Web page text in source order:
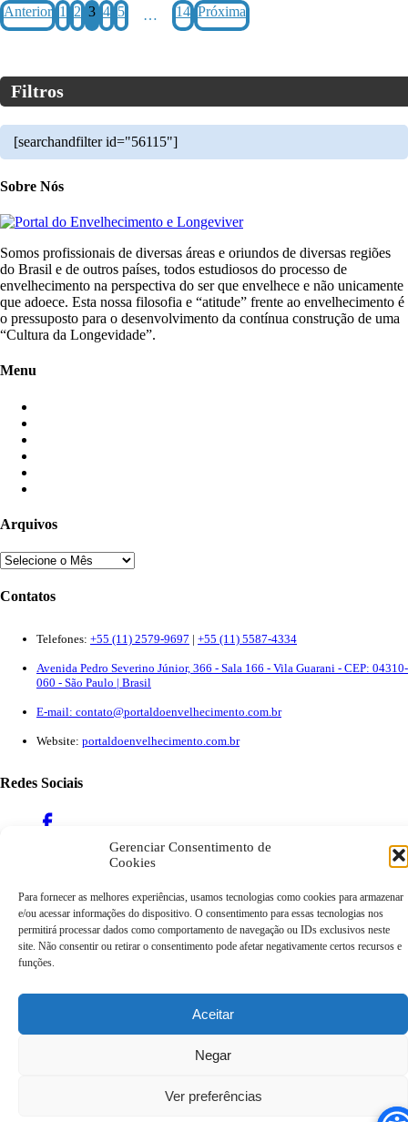
Gerenciar Consentimento de
Cookies
Para fornecer as melhores experiências, usamos tecnologias como cookies para armazenar
e/ou acessar informações do dispositivo. O consentimento para essas tecnologias nos
permitirá processar dados como comportamento de navegação ou IDs exclusivos neste
site. Não consentir ou retirar o consentimento pode afetar negativamente certos recursos e
funções.
Aceitar
Negar
Ver preferências
Anterior 1 2 3 4 5 … 14 Próxima
Filtros
[searchandfilter id="56115"]
Sobre Nós
Somos profissionais de diversas áreas e oriundos de diversas regiões
do Brasil e de outros países, todos estudiosos do processo de
envelhecimento na perspectiva do ser que envelhece e não unicamente
que adoece. Esta nossa filosofia e “atitude” frente ao envelhecimento é
o pressuposto para o desenvolvimento da contínua construção de uma
“Cultura da Longevidade”.
Menu
Arquivos
Contatos
Telefones: +55 (11) 2579-9697 | +55 (11) 5587-4334
Avenida Pedro Severino Júnior, 366 - Sala 166 - Vila Guarani - CEP: 04310-
060 - São Paulo | Brasil
E-mail: contato@portaldoenvelhecimento.com.br
Website: portaldoenvelhecimento.com.br
Redes Sociais
Copyright ©2026Portal do Envelhecimento. Todos os direitos
reservados.
Política de Privacidade